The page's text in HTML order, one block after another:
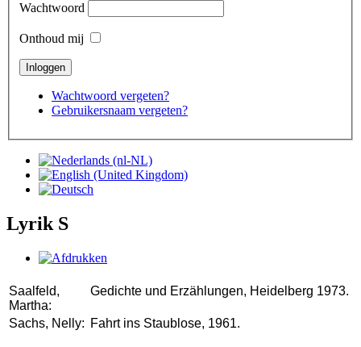
Wachtwoord
Onthoud mij
Wachtwoord vergeten?
Gebruikersnaam vergeten?
Lyrik S
Saalfeld,
Martha:
Gedichte und Erzählungen, Heidelberg 1973.
Sachs, Nelly: Fahrt ins Staublose, 1961.